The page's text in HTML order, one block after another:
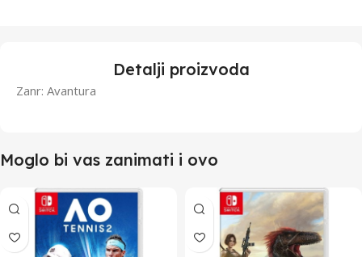
Detalji proizvoda
Zanr: Avantura
Moglo bi vas zanimati i ovo